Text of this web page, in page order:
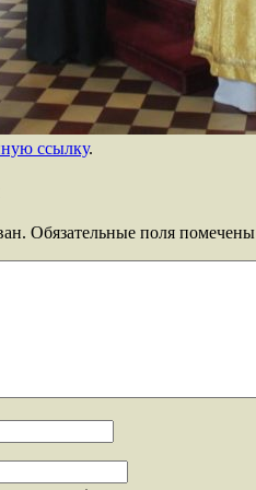
ссылку.
Обязательные поля